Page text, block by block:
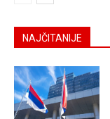
NAJČITANIJE